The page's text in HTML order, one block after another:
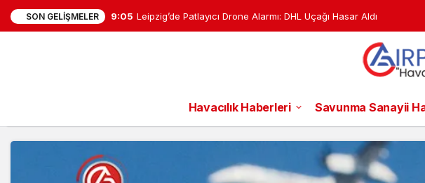
SON GELIŞMELER 8:26 Falcon 9 Ay’a çarptı: Enkaz bulutu tespit edildi
Havacılık Haberleri Savunma Sanayii